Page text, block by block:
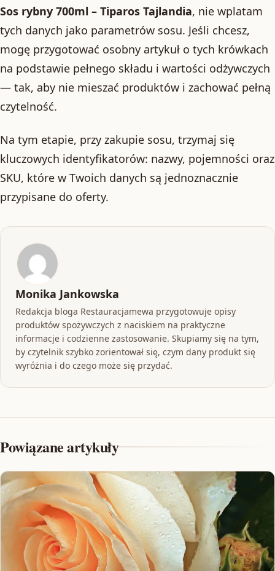
Sos rybny 700ml – Tiparos Tajlandia, nie wplatam
tych danych jako parametrów sosu. Jeśli chcesz,
mogę przygotować osobny artykuł o tych krówkach
na podstawie pełnego składu i wartości odżywczych
— tak, aby nie mieszać produktów i zachować pełną
czytelność.
Na tym etapie, przy zakupie sosu, trzymaj się
kluczowych identyfikatorów: nazwy, pojemności oraz
SKU, które w Twoich danych są jednoznacznie
przypisane do oferty.
Monika Jankowska
Redakcja bloga Restauracjamewa przygotowuje opisy
produktów spożywczych z naciskiem na praktyczne
informacje i codzienne zastosowanie. Skupiamy się na tym,
by czytelnik szybko zorientował się, czym dany produkt się
wyróżnia i do czego może się przydać.
Powiązane artykuły